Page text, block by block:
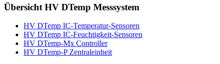
Übersicht HV DTemp Messsystem
HV DTemp IC-Temperatur-Sensoren
HV DTemp IC-Feuchtigkeit-Sensoren
HV DTemp-Mx Controller
HV DTemp-P Zentraleinheit